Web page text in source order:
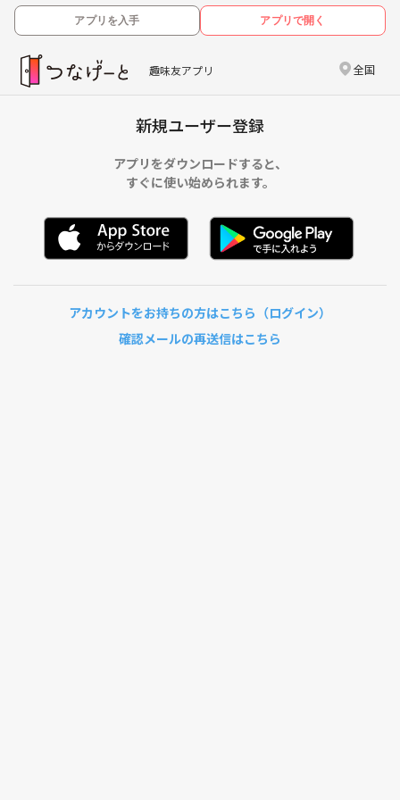
アプリを入手 アプリで開く
趣味友アプリ 全国
新規ユーザー登録
アプリをダウンロードすると、
すぐに使い始められます。
アカウントをお持ちの方はこちら（ログイン）
確認メールの再送信はこちら